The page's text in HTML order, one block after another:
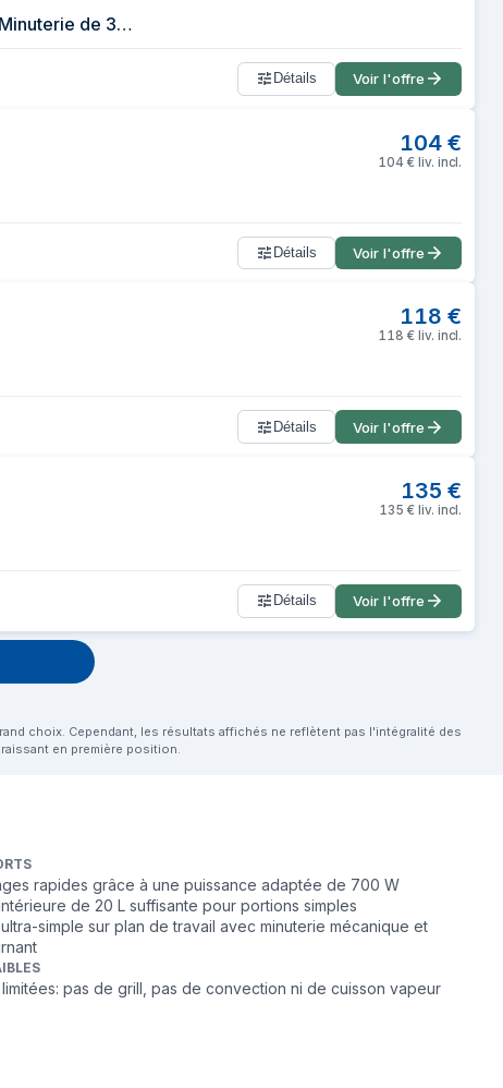
Hisense H20MOBP1, Micro-ondes, Capacité de 20 L, Puissance de 700 W, Minuterie de 30 Min, Mode Décongélation, Poignée, Standard, Couleur Noir.
Détails Voir l'offre
104 €
104 € liv. incl.
Détails Voir l'offre
118 €
118 € liv. incl.
Détails Voir l'offre
135 €
135 € liv. incl.
Détails Voir l'offre
choix. Cependant, les résultats affichés ne reflètent pas l'intégralité des
en première position.
rapides grâce à une puissance adaptée de 700 W
de 20 L suffisante pour portions simples
simple sur plan de travail avec minuterie mécanique et
pas de grill, pas de convection ni de cuisson vapeur